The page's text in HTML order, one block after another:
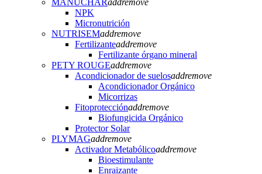
MANUCHARaddremove
NPK
Micronutrición
NUTRISEMaddremove
Fertilizanteaddremove
Fertilizante órgano mineral
PETY ROUGEaddremove
Acondicionador de suelosaddremove
Acondicionador Orgánico
Micorrizas
Fitoprotecciónaddremove
Biofungicida Orgánico
Protector Solar
PLYMAGaddremove
Activador Metabólicoaddremove
Bioestimulante
Enraizante